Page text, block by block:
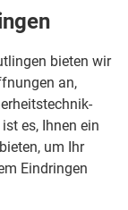
bieten wir
an,
es, Ihnen ein
um Ihr
Eindringen